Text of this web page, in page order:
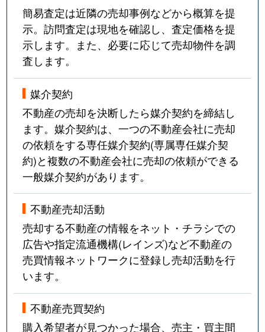
簡易査定は近隣の売却事例などから概算を提
示。訪問査定は現地を確認し、査定価格を提
示します。また、必要に応じて売却物件を調
査します。
媒介契約
不動産の売却を決断したら媒介契約を締結し
ます。媒介契約は、一つの不動産会社に売却
の依頼をする専任媒介契約(専属専任媒介契
約)と複数の不動産会社に売却の依頼ができる
一般媒介契約があります。
不動産売却活動
売却する不動産の情報をネット・チラシでの
広告や指定流通機構(レインズ)など不動産の
売買情報ネットワークに登録し売却活動を行
います。
不動産売買契約
購入希望者が見つかった場合、売主・買主間